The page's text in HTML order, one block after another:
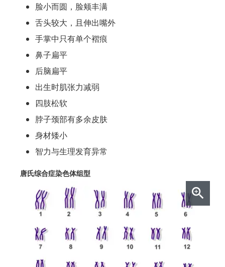
脸小而圆，脸颊丰满
舌头较大，且伸出嘴外
手掌中只有单个褶痕
鼻子扁平
后脑扁平
出生时肌张力减弱
四肢松软
脖子颈部有多余皮肤
身材矮小
智力与生理发育异常
唐氏综合症染色体组型